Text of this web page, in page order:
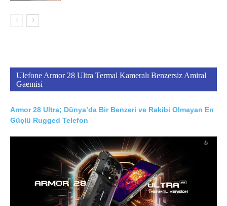
Ulefone Armor 28 Ultra Termal Kameralı Benzersiz Amiral
Gaemisi
Armor 28 Ultra; Dünya’da Bir Benzeri ve Rakibi Olmayan En
Güçlü Rugged Telefon